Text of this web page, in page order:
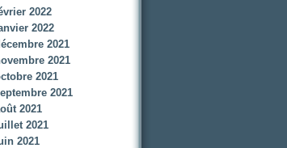
2022
2022
2021
2021
2021
2021
2021
2021
2021